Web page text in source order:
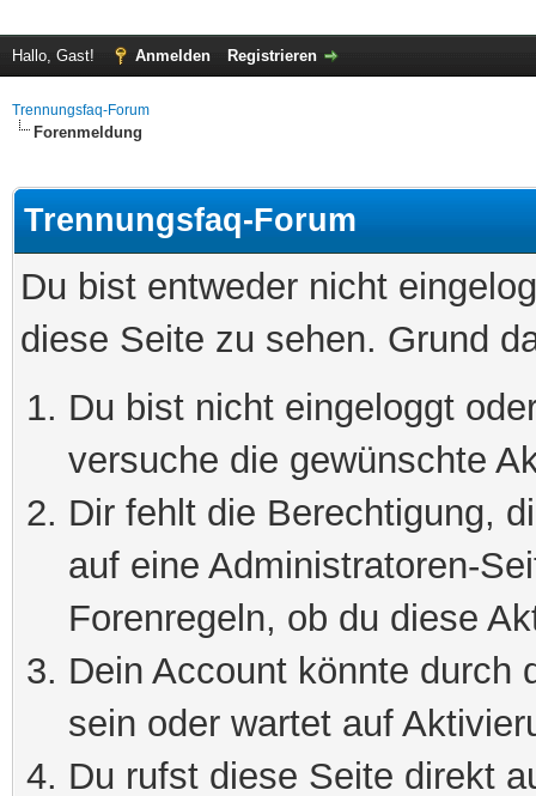
Hallo, Gast! Anmelden Registrieren
Trennungsfaq-Forum
Forenmeldung
Trennungsfaq-Forum
Du bist entweder nicht
diese Seite zu sehen. Grund
Du bist nicht eingeloggt
versuche die gewünschte
Dir fehlt die Berechtigung,
auf eine Administratoren-
Forenregeln, ob du diese
Dein Account könnte durch
sein oder wartet auf
Du rufst diese Seite direkt